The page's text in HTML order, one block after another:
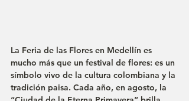
La Feria de las Flores en Medellín es
mucho más que un festival de flores: es un
símbolo vivo de la cultura colombiana y la
tradición paisa. Cada año, en agosto, la